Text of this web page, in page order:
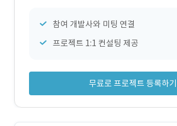
참여 개발사와 미팅 연결
프로젝트 1:1 컨설팅 제공
무료로 프로젝트 등록하기